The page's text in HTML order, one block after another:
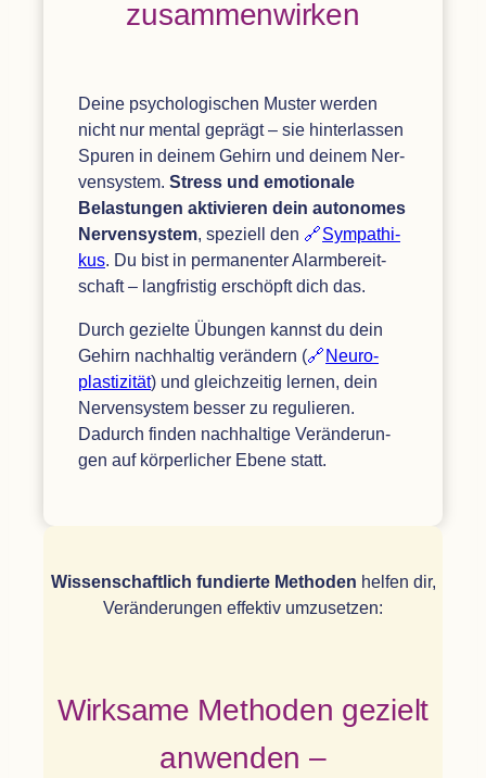
zusammenwirken
Deine psy­cho­lo­gi­schen Mus­ter wer­den
nicht nur men­tal geprägt – sie hin­ter­las­sen
Spu­ren in dei­nem Gehirn und dei­nem Ner­
ven­sys­tem. Stress und emo­tio­nale
Belas­tun­gen akti­vie­ren dein auto­no­mes
Ner­ven­sys­tem, spe­zi­ell den
Sym­pa­thi­
kus. Du bist in per­ma­nen­ter Alarm­be­reit­
schaft – lang­fris­tig erschöpft dich das.
Durch gezielte Übun­gen kannst du dein
Gehirn nach­hal­tig ver­än­dern (
Neu­ro­
plas­ti­zi­tät) und gleich­zei­tig ler­nen, dein
Ner­ven­sys­tem bes­ser zu regu­lie­ren.
Dadurch fin­den nach­hal­tige Ver­än­de­run­
gen auf kör­per­li­cher Ebene statt.
Wis­sen­schaft­lich fun­dierte Metho­den hel­fen dir,
Ver­än­de­run­gen effek­tiv umzusetzen:
Wirk­same Metho­den gezielt
anwen­den –